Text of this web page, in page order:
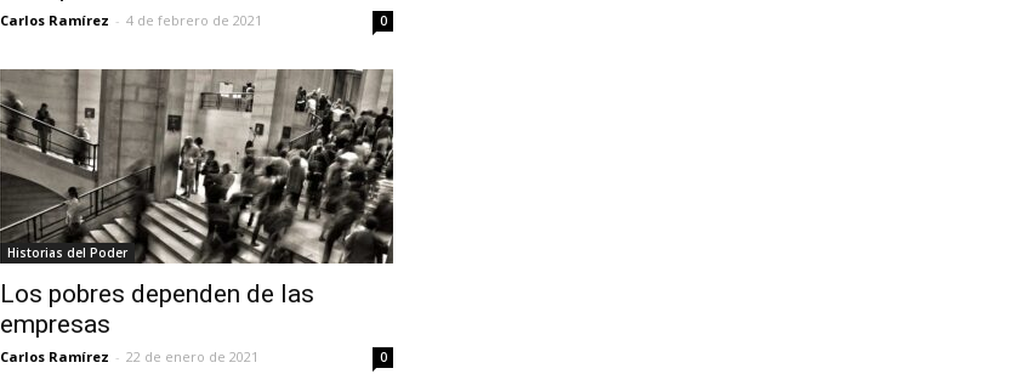
Carlos Ramírez - 4 de febrero de 2021 0
Historias del Poder
Los pobres dependen de las
empresas
Carlos Ramírez - 22 de enero de 2021 0